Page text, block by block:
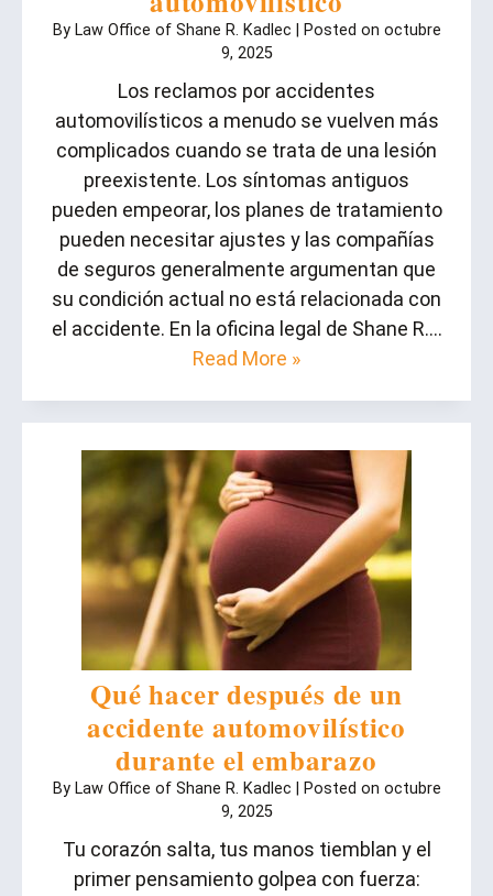
By Law Office of Shane R. Kadlec Posted on octubre
9, 2025
Los reclamos por accidentes
automovilísticos a menudo se vuelven más
complicados cuando se trata de una lesión
preexistente. Los síntomas antiguos
pueden empeorar, los planes de tratamiento
pueden necesitar ajustes y las compañías
de seguros generalmente argumentan que
su condición actual no está relacionada con
el accidente. En la oficina legal de Shane R….
Read More »
Qué hacer después de un
accidente automovilístico
durante el embarazo
By Law Office of Shane R. Kadlec Posted on octubre
9, 2025
Tu corazón salta, tus manos tiemblan y el
primer pensamiento golpea con fuerza: